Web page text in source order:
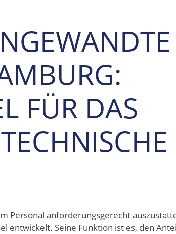
FÜR DAS
Personal anforderungsgerecht
entwickelt. Seine Funktion ist es, den